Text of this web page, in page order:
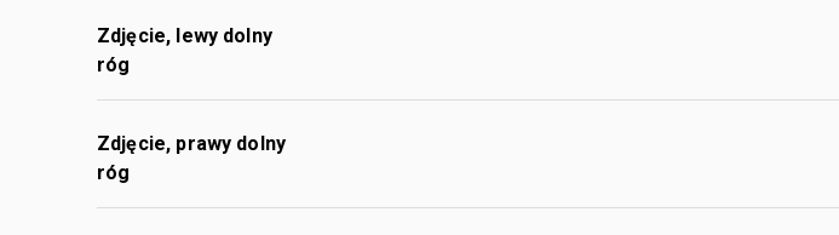
Zdjęcie, lewy dolny
róg
Zdjęcie, prawy dolny
róg